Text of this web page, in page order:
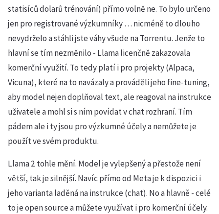
statisíců dolarů trénování) přímo volně ne. To bylo určeno
jen pro registrované výzkumníky … nicméně to dlouho
nevydrželo a stáhli jste váhy všude na Torrentu. Jenže to
hlavní se tím nezměnilo - Llama licenčně zakazovala
komerční využití. To tedy platí i pro projekty (Alpaca,
Vicuna), které na to navázaly a prováděli jeho fine-tuning,
aby model nejen doplňoval text, ale reagoval na instrukce
uživatele a mohl si s ním povídat v chat rozhraní. Tím
pádem ale i ty jsou pro výzkumné účely a nemůžete je
použít ve svém produktu.
Llama 2 tohle mění. Model je vylepšený a přestože není
větší, tak je silnější. Navíc přímo od Meta je k dispozici i
jeho varianta laděná na instrukce (chat). No a hlavně - celé
to je open source a můžete využívat i pro komerční účely.